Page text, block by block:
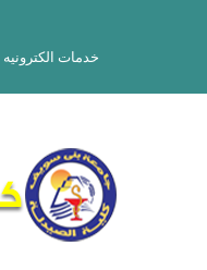
خدمات الكترونيه